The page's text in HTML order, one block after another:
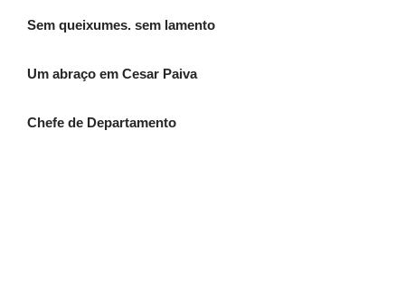
Sem queixumes. sem lamento
Um abraço em Cesar Paiva
Chefe de Departamento